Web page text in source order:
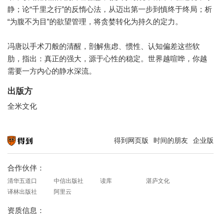
静；论“千里之行”的反惰心法，从迈出第一步到慎终于终局；析
“为腹不为目”的欲望管理，将贪婪转化为持久的定力。
冯唐以手术刀般的清醒，剖解焦虑、惯性、认知偏差这些软
肋，指出：真正的强大，源于心性的稳定。世界越喧哗，你越
需要一方内心的静水深流。
出版方
全米文化
得到网页版 时间的朋友 企业版
合作伙伴：
清华五道口 中信出版社 读库
湛庐文化
译林出版社
阿里云
资质信息：